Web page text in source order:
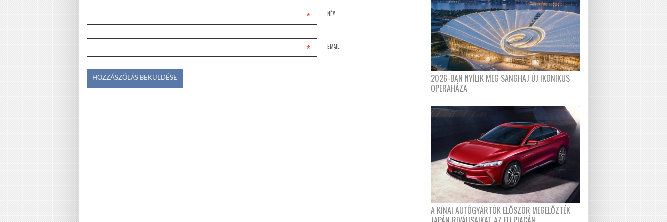
NÉV
*
EMAIL
*
2026-BAN NYÍLIK MEG SANGHAJ ÚJ IKONIKUS
OPERAHÁZA
A KÍNAI AUTÓGYÁRTÓK ELŐSZÖR MEGELŐZTÉK